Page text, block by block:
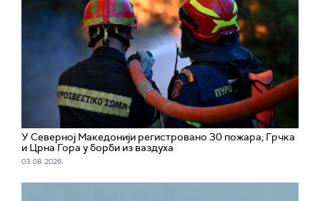
У Северној Македонији регистровано 30 пожара; Грчка
и Црна Гора у борби из ваздуха
03. 08. 2026.